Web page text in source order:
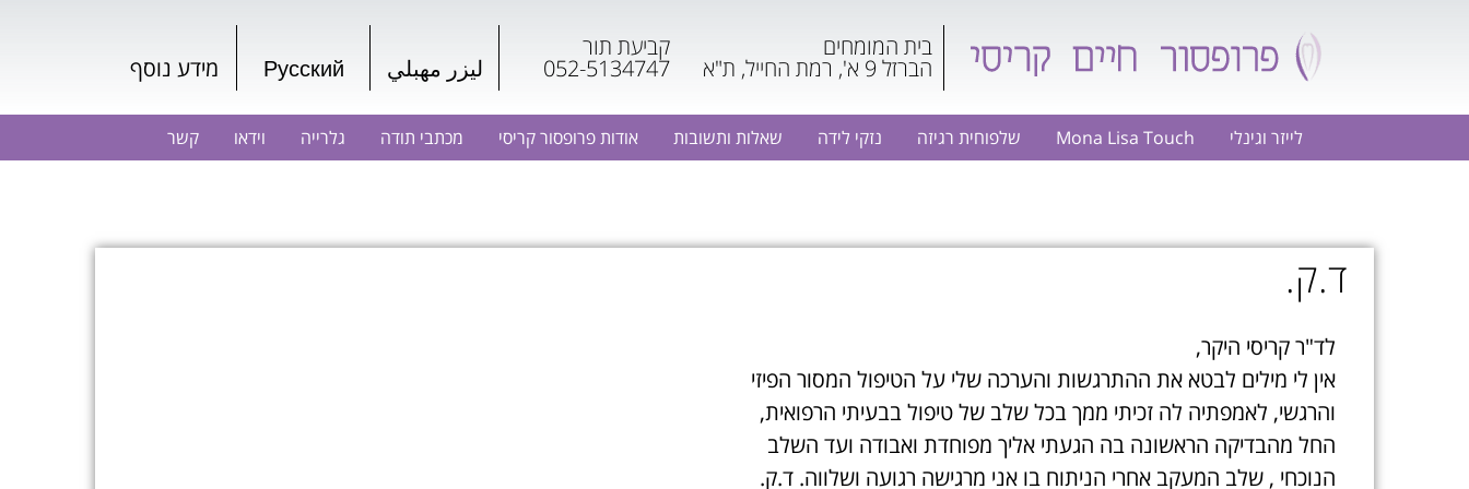
בית המומחים
הברזל 9 א', רמת החייל, ת"א
קביעת תור
052-5134747 ليزر مهبلي Русский מידע נוסף
לייזר וגינלי Mona Lisa Touch שלפוחית רגיזה נזקי לידה שאלות ותשובות אודות פרופסור קריסי מכתבי תודה גלרייה וידאו קשר
ד.ק.
לד"ר קריסי היקר,
אין לי מילים לבטא את ההתרגשות והערכה שלי על הטיפול המסור הפיזי
והרגשי, לאמפתיה לה זכיתי ממך בכל שלב של טיפול בבעיתי הרפואית,
החל מהבדיקה הראשונה בה הגעתי אליך מפוחדת ואבודה ועד השלב
הנוכחי , שלב המעקב אחרי הניתוח בו אני מרגישה רגועה ושלווה. ד.ק.